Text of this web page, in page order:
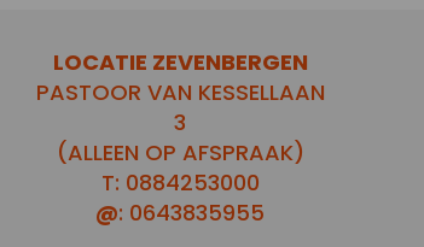
LOCATIE ZEVENBERGEN
PASTOOR VAN KESSELLAAN
3
(ALLEEN OP AFSPRAAK)
T: 0884253000
@: 0643835955